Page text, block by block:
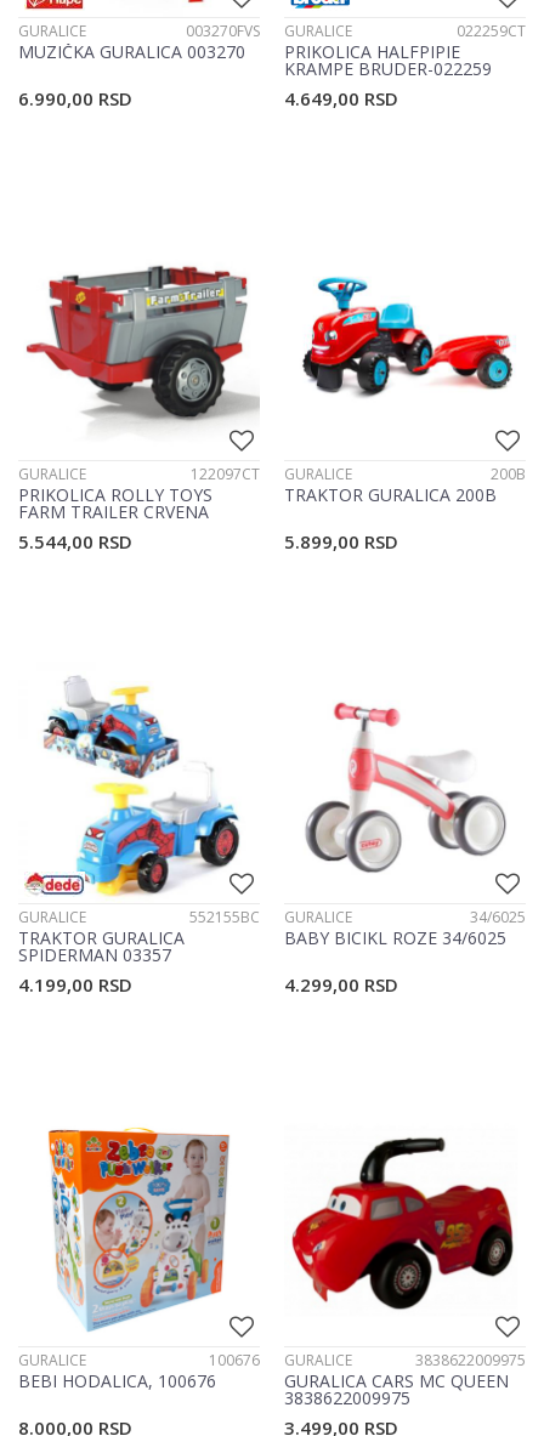
GURALICE 003270FVS
MUZIČKA GURALICA 003270
6.990,00 RSD
GURALICE 022259CT
PRIKOLICA HALFPIPIE
KRAMPE BRUDER-022259
4.649,00 RSD
GURALICE 122097CT
PRIKOLICA ROLLY TOYS
FARM TRAILER CRVENA
5.544,00 RSD
GURALICE 200B
TRAKTOR GURALICA 200B
5.899,00 RSD
GURALICE 552155BC
TRAKTOR GURALICA
SPIDERMAN 03357
4.199,00 RSD
GURALICE 34/6025
BABY BICIKL ROZE 34/6025
4.299,00 RSD
GURALICE 100676
BEBI HODALICA, 100676
8.000,00 RSD
GURALICE 3838622009975
GURALICA CARS MC QUEEN
3838622009975
3.499,00 RSD